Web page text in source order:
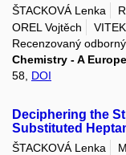
ŠTACKOVÁ Lenka
OREL Vojtěch
Recenzovaný
Chemistry - A
58, DOI
Deciphering the
Substituted
ŠTACKOVÁ Lenka